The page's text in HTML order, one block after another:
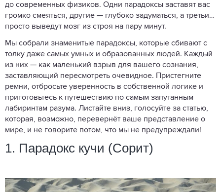
до современных физиков. Одни парадоксы заставят вас
громко смеяться, другие — глубоко задуматься, а третьи…
просто выведут мозг из строя на пару минут.
Мы собрали знаменитые парадоксы, которые сбивают с
толку даже самых умных и образованных людей. Каждый
из них — как маленький взрыв для вашего сознания,
заставляющий пересмотреть очевидное. Пристегните
ремни, отбросьте уверенность в собственной логике и
приготовьтесь к путешествию по самым запутанным
лабиринтам разума. Листайте вниз, голосуйте за статью,
которая, возможно, перевернёт ваше представление о
мире, и не говорите потом, что мы не предупреждали!
1. Парадокс кучи (Сорит)